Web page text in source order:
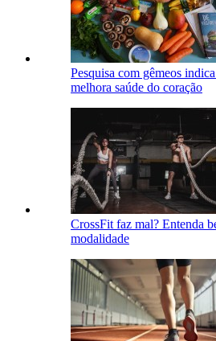
Pesquisa com gêmeos
melhora saúde do coração
CrossFit faz mal? Entenda
modalidade